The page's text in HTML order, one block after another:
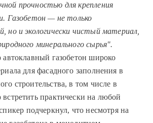
прочностью для крепления
Газобетон — не только
но и экологически чистый материал,
минерального сырья".
газобетон широко
для фасадного заполнения в
строительства, в том числе в
практически на любой
подчеркнул, что несмотря на